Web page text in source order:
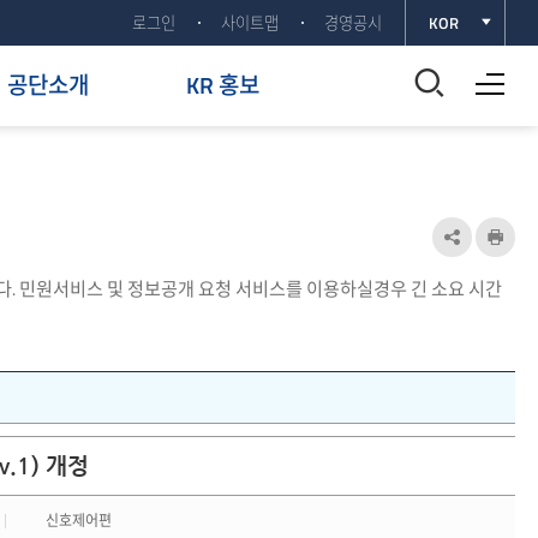
로그인 사이트맵 경영공시 KOR
공단소개 KR 홍보
통
색
창
전체메뉴 열기
민원서비스 및 정보공개 요청 서비스를 이용하실경우 긴 소요 시간
공
유
기
인
개정
신호제어편